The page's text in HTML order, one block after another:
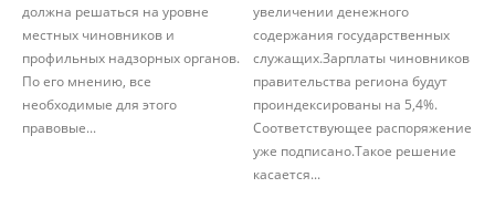
должна решаться на уровне
местных чиновников и
профильных надзорных органов.
По его мнению, все
необходимые для этого
правовые...
увеличении денежного
содержания государственных
служащих.Зарплаты чиновников
правительства региона будут
проиндексированы на 5,4%.
Соответствующее распоряжение
уже подписано.Такое решение
касается...